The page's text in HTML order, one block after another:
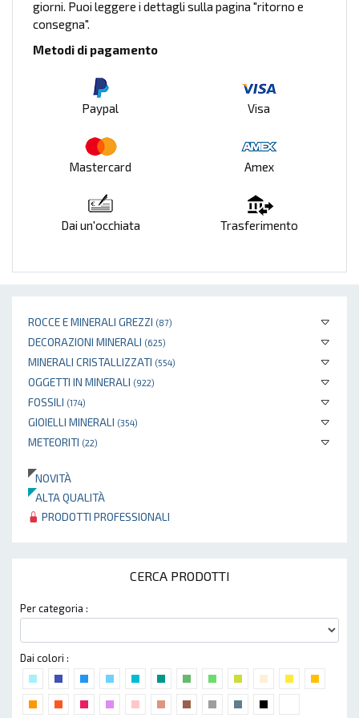
ROCCE E MINERALI GREZZI (87)
DECORAZIONI MINERALI (625)
MINERALI CRISTALLIZZATI (554)
OGGETTI IN MINERALI (922)
FOSSILI (174)
GIOIELLI MINERALI (354)
METEORITI (22)
NOVITÀ
ALTA QUALITÀ
PRODOTTI PROFESSIONALI
CERCA PRODOTTI
Per categoria :
Dai colori :
giorni. Puoi leggere i dettagli sulla pagina "ritorno e
consegna".
Metodi di pagamento
Paypal Visa
Mastercard Amex
Dai un'occhiata Trasferimento